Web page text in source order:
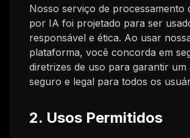
Nosso serviço de processamento
por IA foi projetado para ser
responsável e ética. Ao usar
plataforma, você concorda em
diretrizes de uso para garantir um
seguro e legal para todos os
2. Usos Permitidos